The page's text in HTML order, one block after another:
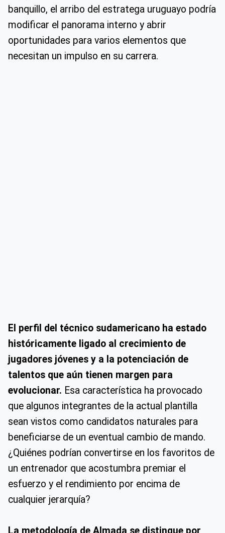
banquillo, el arribo del estratega uruguayo podría
modificar el panorama interno y abrir
oportunidades para varios elementos que
necesitan un impulso en su carrera.
El perfil del técnico sudamericano ha estado
históricamente ligado al crecimiento de
jugadores jóvenes y a la potenciación de
talentos que aún tienen margen para
evolucionar. Esa característica ha provocado
que algunos integrantes de la actual plantilla
sean vistos como candidatos naturales para
beneficiarse de un eventual cambio de mando.
¿Quiénes podrían convertirse en los favoritos de
un entrenador que acostumbra premiar el
esfuerzo y el rendimiento por encima de
cualquier jerarquía?